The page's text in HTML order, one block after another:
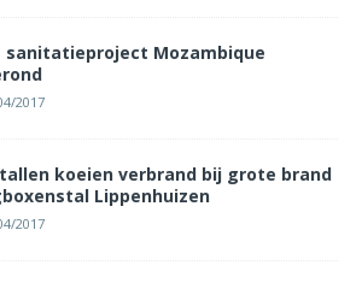
sanitatieproject Mozambique
2017
koeien verbrand bij grote brand
Lippenhuizen
2017